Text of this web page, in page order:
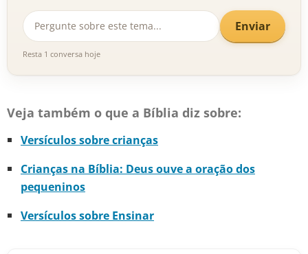
Enviar
Resta 1 conversa hoje
Veja também o que a Bíblia diz sobre:
Versículos sobre crianças
Crianças na Bíblia: Deus ouve a oração dos
pequeninos
Versículos sobre Ensinar